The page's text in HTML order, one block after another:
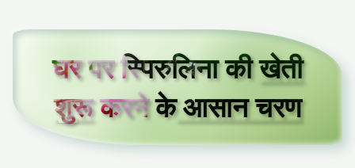
घर पर स्पिरुलिना कीखेती
शुरूकरने केआसान चरण